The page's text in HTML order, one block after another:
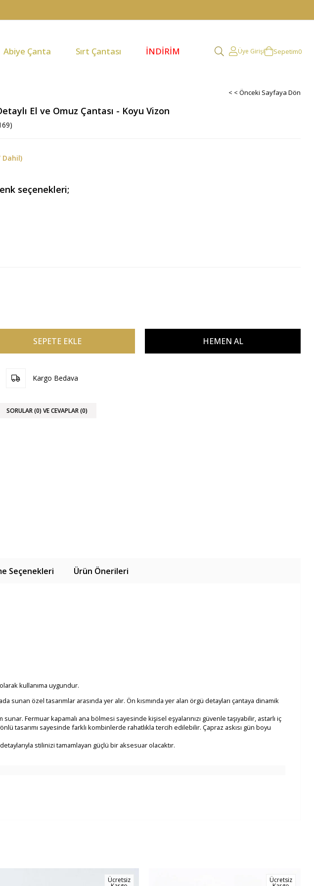
Abiye Çanta Sırt Çantası İNDİRİM Üye Girişi Sepetim0
< < Önceki Sayfaya Dön
El ve Omuz Çantası - Koyu Vizon
Dahil)
seçenekleri;
Kargo Bedava
SORULAR (0) VE CEVAPLAR (0)
Seçenekleri Ürün Önerileri
kullanıma uygundur.
sunan özel tasarımlar arasında yer alır. Ön kısmında yer alan örgü detayları çantaya dinamik
Fermuar kapamalı ana bölmesi sayesinde kişisel eşyalarınızı güvenle taşıyabilir, astarlı iç
tasarımı sayesinde farklı kombinlerde rahatlıkla tercih edilebilir. Çapraz askısı gün boyu
stilinizi tamamlayan güçlü bir aksesuar olacaktır.
Ücretsiz Ücretsiz